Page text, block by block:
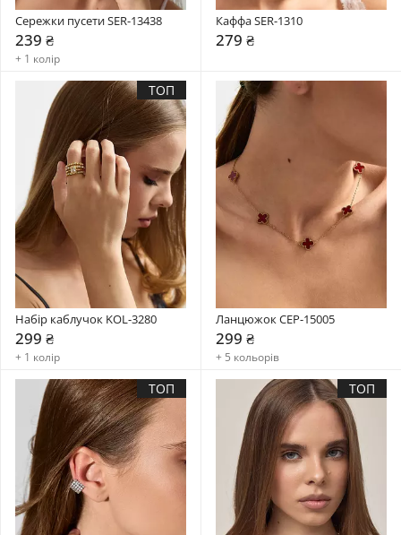
Сережки пусети SER-13438
239 ₴
+ 1 колір
Каффа SER-1310
279 ₴
ТОП
Набір каблучок KOL-3280
299 ₴
+ 1 колір
Ланцюжок CEP-15005
299 ₴
+ 5 кольорів
ТОП ТОП